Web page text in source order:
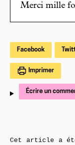
Merci mille
Facebook
Imprimer
Écrire un
Cet article a